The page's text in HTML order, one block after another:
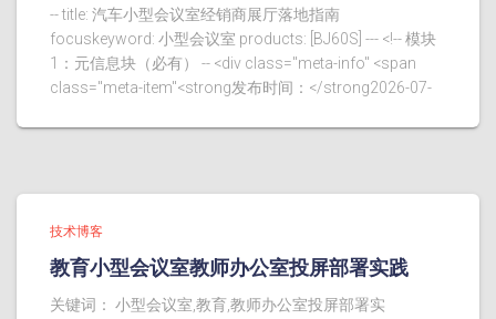
-- title: 汽车小型会议室经销商展厅落地指南
focuskeyword: 小型会议室 products: [BJ60S] --- <!-- 模块
1：元信息块（必有） -- <div class="meta-info" <span
class="meta-item"<strong发布时间：</strong2026-07-
技术博客
教育小型会议室教师办公室投屏部署实践
关键词： 小型会议室,教育,教师办公室投屏部署实